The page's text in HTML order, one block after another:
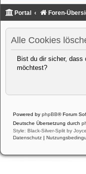
Portal Foren-
Alle Cookies
Bist du dir sicher, dass
möchtest?
Powered by phpBB® Forum
Deutsche Übersetzung durch
Style: Black-Silver-Split by
Datenschutz